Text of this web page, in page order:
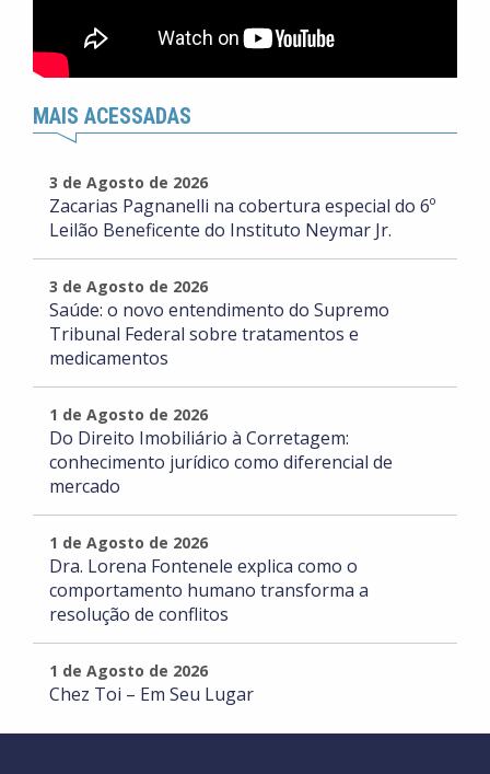
MAIS ACESSADAS
3 de Agosto de 2026
Zacarias Pagnanelli na cobertura especial do 6º
Leilão Beneficente do Instituto Neymar Jr.
3 de Agosto de 2026
Saúde: o novo entendimento do Supremo
Tribunal Federal sobre tratamentos e
medicamentos
1 de Agosto de 2026
Do Direito Imobiliário à Corretagem:
conhecimento jurídico como diferencial de
mercado
1 de Agosto de 2026
Dra. Lorena Fontenele explica como o
comportamento humano transforma a
resolução de conflitos
1 de Agosto de 2026
Chez Toi – Em Seu Lugar